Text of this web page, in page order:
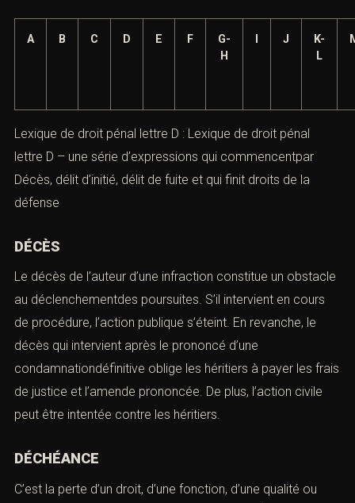
A B C D E F
G-
H
J
K-
L
Lexique de droit pénal lettre D : Lexique de droit pénal
lettre D – une série d’expressions qui commencentpar
Décès, délit d’initié, délit de fuite et qui finit droits de la
défense
DÉCÈS
Le décès de l’auteur d’une infraction constitue un obstacle
au déclenchementdes poursuites. S’il intervient en cours
de procédure, l’action publique s’éteint. En revanche, le
décès qui intervient après le prononcé d’une
condamnationdéfinitive oblige les héritiers à payer les frais
de justice et l’amende prononcée. De plus, l’action civile
peut être intentée contre les héritiers.
DÉCHÉANCE
C’est la perte d’un droit, d’une fonction, d’une qualité ou